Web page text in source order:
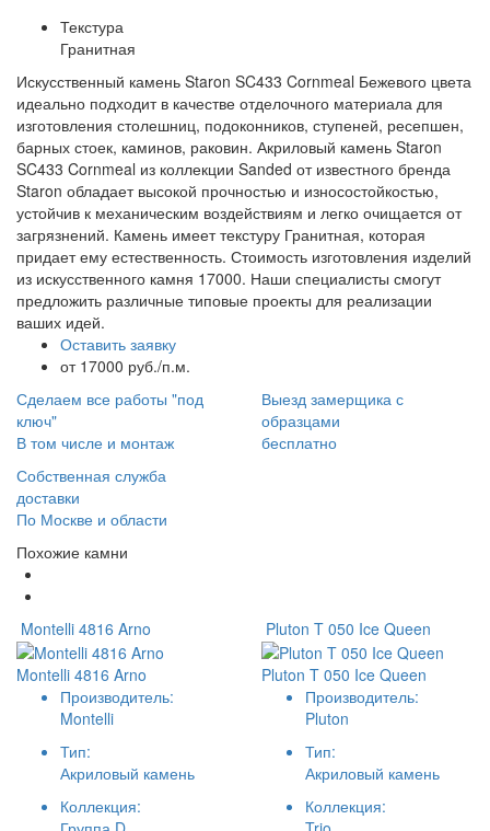
Текстура
Гранитная
Искусственный камень Staron SC433 Cornmeal Бежевого цвета
идеально подходит в качестве отделочного материала для
изготовления столешниц, подоконников, ступеней, ресепшен,
барных стоек, каминов, раковин. Акриловый камень Staron
SC433 Cornmeal из коллекции Sanded от известного бренда
Staron обладает высокой прочностью и износостойкостью,
устойчив к механическим воздействиям и легко очищается от
загрязнений. Камень имеет текстуру Гранитная, которая
придает ему естественность. Стоимость изготовления изделий
из искусственного камня 17000. Наши специалисты смогут
предложить различные типовые проекты для реализации
ваших идей.
Оставить заявку
от 17000 руб./п.м.
Сделаем все работы "под
ключ"
В том числе и монтаж
Выезд замерщика с
образцами
бесплатно
Собственная служба
доставки
По Москве и области
Похожие камни
Montelli 4816 Arno
Montelli 4816 Arno
Производитель:
Montelli
Тип:
Акриловый камень
Коллекция:
Pluton T 050 Ice Queen
Pluton T 050 Ice Queen
Производитель:
Pluton
Тип:
Акриловый камень
Коллекция: